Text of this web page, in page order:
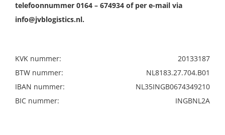
telefoonnummer 0164 – 674934 of per e-mail via
info@jvblogistics.nl.
KVK nummer:
20133187
BTW nummer:
NL8183.27.704.B01
IBAN nummer:
NL35INGB0674349210
BIC nummer:
INGBNL2A